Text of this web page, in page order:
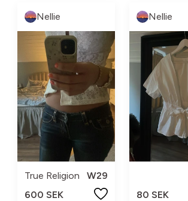
Nellie
True Religion
W29
600 SEK
Nellie
80 SEK